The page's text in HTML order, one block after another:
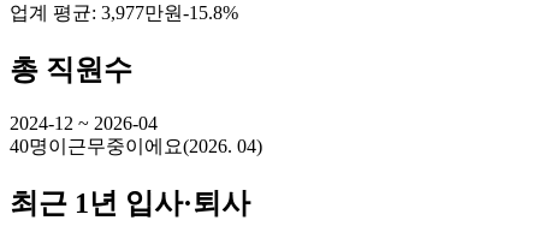
업계 평균: 3,977만원-15.8%
총 직원수
2024-12 ~ 2026-04
40명이 근무중이에요(2026. 04)
최근 1년 입사·퇴사